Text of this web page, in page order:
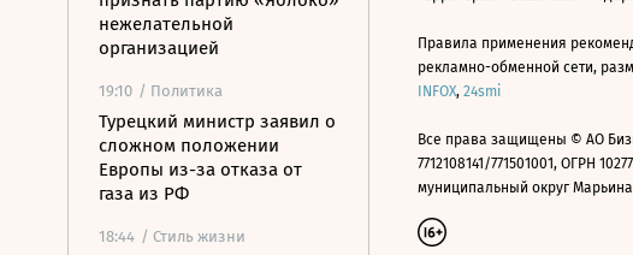
нежелательной
организацией
19:10 / Политика
Турецкий министр заявил о
сложном положении
Европы из-за отказа от
газа из РФ
18:44 / Стиль жизни
Правила применения
рекламно-обменной сети,
INFOX, 24smi
Все права защищены © АО
7712108141/771501001, ОГРН
муниципальный округ